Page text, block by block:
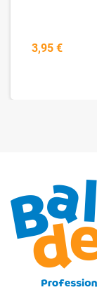
3,95 €